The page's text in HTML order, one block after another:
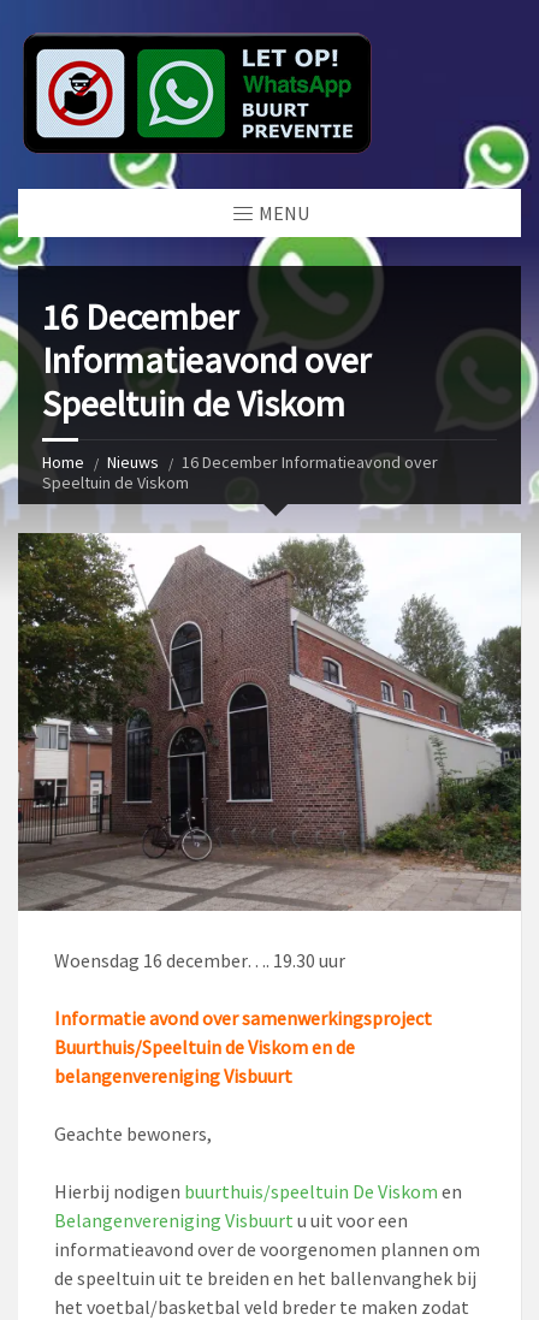
MENU
16 December
Informatieavond over
Speeltuin de Viskom
Home Nieuws
16 December Informatieavond over
Speeltuin de Viskom
Woensdag 16 december…. 19.30 uur
Informatie avond over samenwerkingsproject
Buurthuis/Speeltuin de Viskom en de
belangenvereniging Visbuurt
Geachte bewoners,
Hierbij nodigen buurthuis/speeltuin De Viskom en
Belangenvereniging Visbuurt u uit voor een
informatieavond over de voorgenomen plannen om
de speeltuin uit te breiden en het ballenvanghek bij
het voetbal/basketbal veld breder te maken zodat